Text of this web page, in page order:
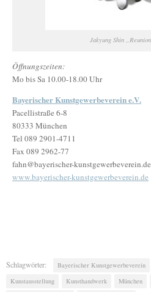
Jakyung Shin
Öffnungszeiten:
Mo bis Sa 10.00-18.00 Uhr
Bayerischer Kunstgewerbeverein e.V.
Pacellistraße 6-8
80333 München
Tel 089 2901-4711
Fax 089 2962-77
fahn@bayerischer-kunstgewerbeverein.de
www.bayerischer-kunstgewerbeverein.de
Schlagwörter: Bayerischer Kunstgewerbeverein
Kunstausstellung
Kunsthandwerk München